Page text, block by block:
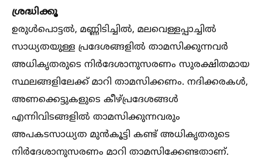
ശ്രദ്ധിക്കൂ
ഉരുള്‍പൊട്ടല്‍, മണ്ണിടിച്ചില്‍, മലവെള്ളപ്പാച്ചില്‍
സാധ്യതയുള്ള പ്രദേശങ്ങളില്‍ താമസിക്കുന്നവർ
അധികൃതരുടെ നിർദേശാനുസരണം സുരക്ഷിതമായ
സ്ഥലങ്ങളിലേക്ക് മാറി താമസിക്കണം. നദിക്കരകള്‍,
അണക്കെട്ടുകളുടെ കീഴ്പ്രദേശങ്ങള്‍
എന്നിവിടങ്ങളില്‍ താമസിക്കുന്നവരും
അപകടസാധ്യത മുൻകൂട്ടി കണ്ട് അധികൃതരുടെ
നിർദേശാനുസരണം മാറി താമസിക്കേണ്ടതാണ്.